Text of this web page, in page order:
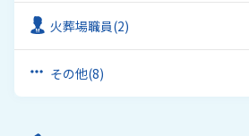
火葬場職員(2)
その他(8)